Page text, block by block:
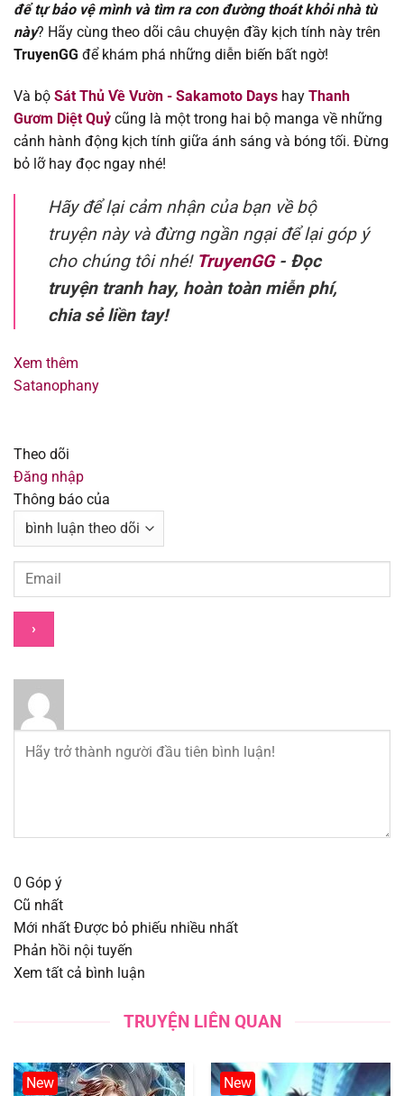
Chapter 307 21/09/2025
Chapter 305 21/09/2025
Chapter 304
Chapter 303 21/09/2025
Chapter 302 07/08/2025
Chapter 301
Chapter 299
Chapter 298
Chapter 297
Chapter 296
Chapter 295
Chapter 294
Chapter 292
Chapter 291
Chapter 288
Chapter 287
Chapter 284 07/08/2025
để tự bảo vệ mình và tìm ra con đường thoát khỏi nhà tù
này? Hãy cùng theo dõi câu chuyện đầy kịch tính này trên
TruyenGG để khám phá những diễn biến bất ngờ!
Và bộ Sát Thủ Về Vườn - Sakamoto Days hay Thanh
Gươm Diệt Quỷ cũng là một trong hai bộ manga về những
cảnh hành động kịch tính giữa ánh sáng và bóng tối. Đừng
bỏ lỡ hay đọc ngay nhé!
Hãy để lại cảm nhận của bạn về bộ
truyện này và đừng ngần ngại để lại góp ý
cho chúng tôi nhé! TruyenGG- Đọc
truyện tranh hay, hoàn toàn miễn phí,
chia sẻ liền tay!
Xem thêm
Satanophany
Theo dõi
Đăng nhập
Thông báo của
0 Góp ý
Cũ nhất
Mới nhất Được bỏ phiếu nhiều nhất
Phản hồi nội tuyến
Xem tất cả bình luận
TRUYỆN LIÊN QUAN
New New